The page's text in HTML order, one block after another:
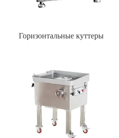
Горизонтальные куттеры